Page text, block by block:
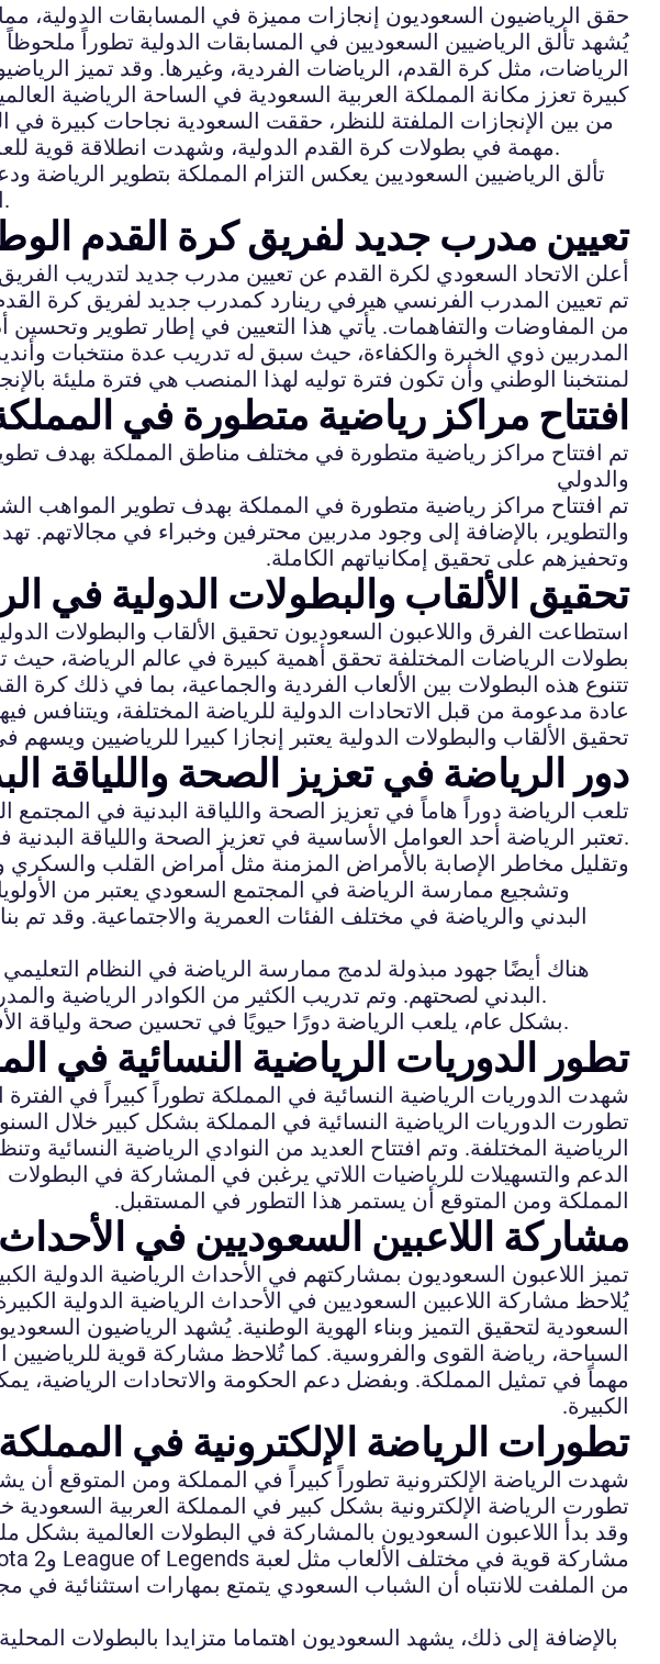
حقق الرياضيون السعوديون إنجازات مميزة في المسابقات الدولية،
يُشهد تألق الرياضيين السعوديين في المسابقات الدولية تطوراً
الرياضات، مثل كرة القدم، الرياضات الفردية، وغيرها. وقد تميز
كبيرة تعزز مكانة المملكة العربية السعودية في الساحة الرياضية
من بين الإنجازات الملفتة للنظر، حققت السعودية نجاحات كبيرة
مهمة في بطولات كرة القدم الدولية، وشهدت انطلاقة قوية للعديد من الرياضيين والرياضيات السعوديين في الألعاب الأولمبية والبطولات العالمية الكبرى.
تألق الرياضيين السعوديين يعكس التزام المملكة بتطوير الرياضة
الرياضيين السعوديين في المستقبل، مما يعزز مكانة المملكة في الساحة الرياضية الدولية.
تعيين مدرب جديد لفريق كرة القدم
أعلن الاتحاد السعودي لكرة القدم عن تعيين مدرب جديد لتدريب
تم تعيين المدرب الفرنسي هيرفي رينارد كمدرب جديد لفريق كرة
من المفاوضات والتفاهمات. يأتي هذا التعيين في إطار تطوير وتحسين
المدربين ذوي الخبرة والكفاءة، حيث سبق له تدريب عدة منتخبات
لمنتخبنا الوطني وأن تكون فترة توليه لهذا المنصب هي فترة مليئة
افتتاح مراكز رياضية متطورة في
تم افتتاح مراكز رياضية متطورة في مختلف مناطق المملكة بهدف
والدولي
تم افتتاح مراكز رياضية متطورة في المملكة بهدف تطوير المواهب
والتطوير، بالإضافة إلى وجود مدربين محترفين وخبراء في مجالاتهم.
وتحفيزهم على تحقيق إمكانياتهم الكاملة.
تحقيق الألقاب والبطولات الدولية في
استطاعت الفرق واللاعبون السعوديون تحقيق الألقاب والبطولات
بطولات الرياضات المختلفة تحقق أهمية كبيرة في عالم الرياضة،
تتنوع هذه البطولات بين الألعاب الفردية والجماعية، بما في ذلك كرة
عادة مدعومة من قبل الاتحادات الدولية للرياضة المختلفة، ويتنافس
تحقيق الألقاب والبطولات الدولية يعتبر إنجازا كبيرا للرياضيين
دور الرياضة في تعزيز الصحة واللياقة
تلعب الرياضة دوراً هاماً في تعزيز الصحة واللياقة البدنية في
.تعتبر الرياضة أحد العوامل الأساسية في تعزيز الصحة واللياقة
وتقليل مخاطر الإصابة بالأمراض المزمنة مثل أمراض القلب
وتشجيع ممارسة الرياضة في المجتمع السعودي يعتبر من
البدني والرياضة في مختلف الفئات العمرية والاجتماعية. وقد
هناك أيضًا جهود مبذولة لدمج ممارسة الرياضة في النظام
البدني لصحتهم. وتم تدريب الكثير من الكوادر الرياضية والمدربين المتخصصين لتقديم الدعم والإرشاد اللازم للمجتمع في مجال الرياضة واللياقة البدنية.
بشكل عام، يلعب الرياضة دورًا حيويًا في تحسين صحة ولياقة الأفراد والمجتمع بشكل عام، وتعزيز الوعي الصحي والثقافة الرياضية في المجتمع السعودي.
تطور الدوريات الرياضية النسائية في
شهدت الدوريات الرياضية النسائية في المملكة تطوراً كبيراً في الفترة
تطورت الدوريات الرياضية النسائية في المملكة بشكل كبير خلال
الرياضية المختلفة. وتم افتتاح العديد من النوادي الرياضية النسائية
الدعم والتسهيلات للرياضيات اللاتي يرغبن في المشاركة في
المملكة ومن المتوقع أن يستمر هذا التطور في المستقبل.
مشاركة اللاعبين السعوديين في الأحداث
تميز اللاعبون السعوديون بمشاركتهم في الأحداث الرياضية الدولية
يُلاحظ مشاركة اللاعبين السعوديين في الأحداث الرياضية الدولية
السعودية لتحقيق التميز وبناء الهوية الوطنية. يُشهد الرياضيون
السباحة، رياضة القوى والفروسية. كما تُلاحظ مشاركة قوية للرياضيين
مهماً في تمثيل المملكة. وبفضل دعم الحكومة والاتحادات الرياضية،
الكبيرة.
تطورات الرياضة الإلكترونية في
شهدت الرياضة الإلكترونية تطوراً كبيراً في المملكة ومن المتوقع أن
تطورت الرياضة الإلكترونية بشكل كبير في المملكة العربية
وقد بدأ اللاعبون السعوديون بالمشاركة في البطولات العالمية
مشاركة قوية في مختلف الألعاب مثل لعبة League of Legends وDota 2 وFIFA وغيرها.
من الملفت للانتباه أن الشباب السعودي يتمتع بمهارات استثنائية
بالإضافة إلى ذلك، يشهد السعوديون اهتماما متزايدا بالبطولات